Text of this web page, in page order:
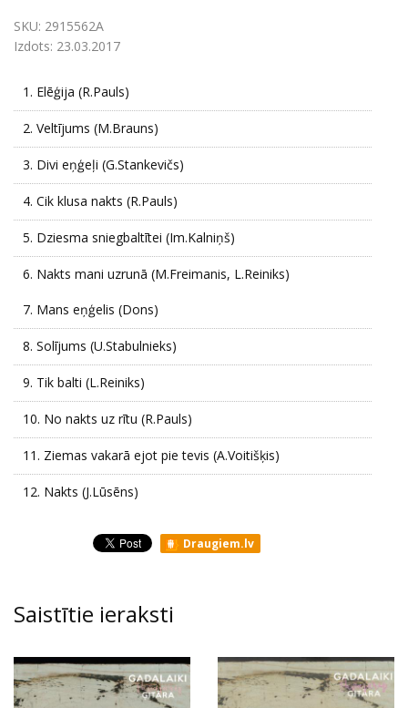
SKU: 2915562A
Izdots: 23.03.2017
1. Elēģija (R.Pauls)
2. Veltījums (M.Brauns)
3. Divi eņģeļi (G.Stankevičs)
4. Cik klusa nakts (R.Pauls)
5. Dziesma sniegbaltītei (Im.Kalniņš)
6. Nakts mani uzrunā (M.Freimanis, L.Reiniks)
7. Mans eņģelis (Dons)
8. Solījums (U.Stabulnieks)
9. Tik balti (L.Reiniks)
10. No nakts uz rītu (R.Pauls)
11. Ziemas vakarā ejot pie tevis (A.Voitišķis)
12. Nakts (J.Lūsēns)
Draugiem.lv
Saistītie ieraksti